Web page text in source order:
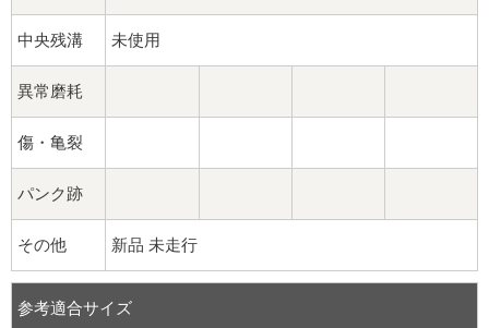
中央残溝 未使用
異常磨耗
傷・亀裂
パンク跡
その他 新品 未走行
参考適合サイズ